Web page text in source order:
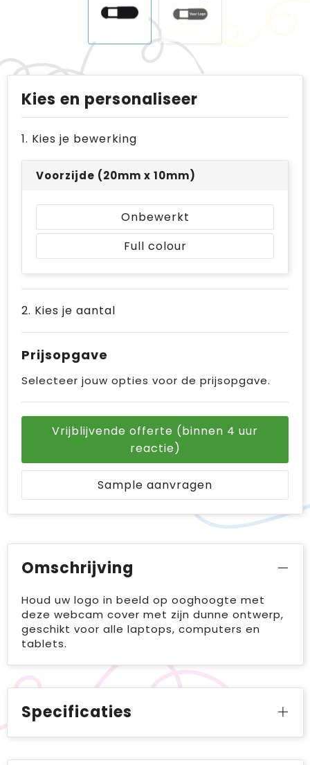
Kies en personaliseer
1. Kies je bewerking
Voorzijde (20mm x 10mm)
Onbewerkt
Full colour
2. Kies je aantal
Prijsopgave
Selecteer jouw opties voor de prijsopgave.
Vrijblijvende offerte (binnen 4 uur
reactie)
Sample aanvragen
Omschrijving
Houd uw logo in beeld op ooghoogte met
deze webcam cover met zijn dunne ontwerp,
geschikt voor alle laptops, computers en
tablets.
Specificaties